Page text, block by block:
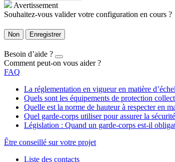
Avertissement
Souhaitez-vous valider votre configuration en cours ?
Non Enregistrer
Besoin d’aide ?
Comment peut-on vous aider ?
FAQ
La réglementation en vigueur en matière
Quels sont les équipements de protection
Quelle est la norme de hauteur à respecter en
Quel garde-corps utiliser pour assurer la
Législation : Quand un garde-corps est-il
Être conseillé sur votre projet
Liste des contacts